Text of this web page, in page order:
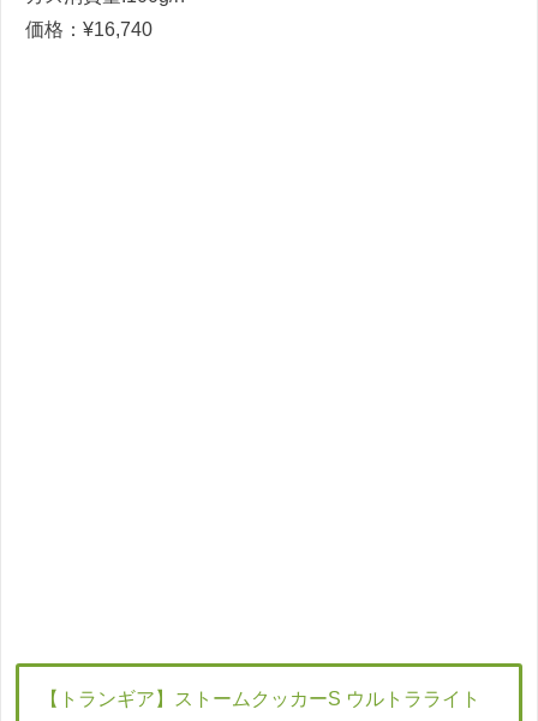
価格： ¥16,740
【トランギア】ストームクッカーS ウルトラライト